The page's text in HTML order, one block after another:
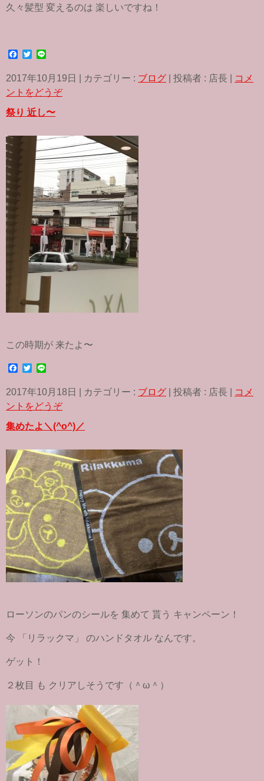
久々髪型 変えるのは 楽しいですね！
c
e
b
o
k
T
i
t
t
r
n
e
2017年10月19日 カテゴリー : ブログ 投稿者 : 店長
コメ
ントをどうぞ
祭り 近し〜
この時期が 来たよ〜
c
e
b
o
k
T
i
t
t
r
n
e
2017年10月18日 カテゴリー : ブログ 投稿者 : 店長
コメ
ントをどうぞ
集めたよ＼(^o^)／
ローソンのパンのシールを 集めて 貰う キャンペーン！
今 「リラックマ」 のハンドタオル なんです。
ゲット！
２枚目 も クリアしそうです（＾ω＾）